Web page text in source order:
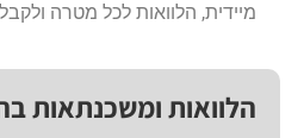
מיידית, הלוואות לכל מטרה
הלוואות ומשכנתאות